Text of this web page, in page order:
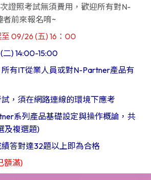
證照考試無須費用，歡迎所有對N-
前來報名唷~
至 09/26 (五) 16：00
二) 14:00-15:00​
所有IT從業人員或對N-Partner產品有
試，須在網路連線的環境下應考
系列產品基礎設定與操作概論，共
及複選題)
績答對達32題以上即為合格
額滿)